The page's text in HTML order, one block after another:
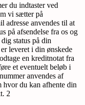
du indtaster ved
vi sætter på
adresse anvendes til at
på afsendelse fra os og
status på din
leveret i din ønskede
en kreditnotat fra
et eventuelt beløb i
anvendes af
du kan afhente din
2